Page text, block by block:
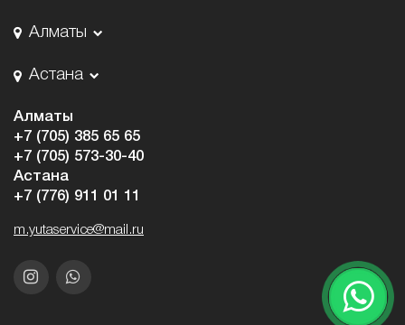
Алматы
Астана
Алматы
+7 (705) 385 65 65
+7 (705) 573-30-40
Астана
+7 (776) 911 01 11
m.yutaservice@mail.ru